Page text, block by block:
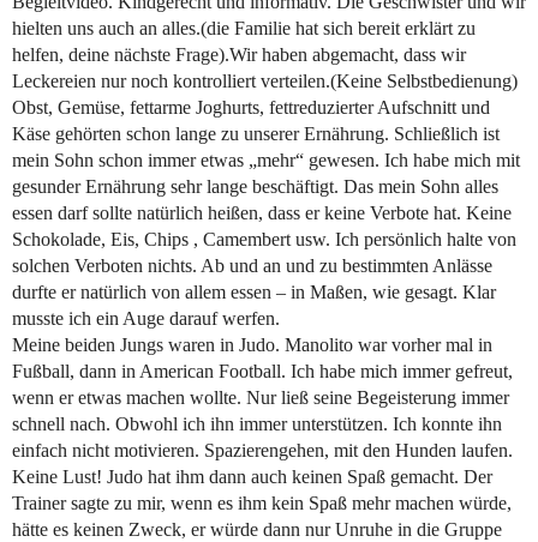
hielten uns auch an alles.(die Familie hat sich bereit erklärt zu
helfen, deine nächste Frage).Wir haben abgemacht, dass wir
Leckereien nur noch kontrolliert verteilen.(Keine Selbstbedienung)
Obst, Gemüse, fettarme Joghurts, fettreduzierter Aufschnitt und
Käse gehörten schon lange zu unserer Ernährung. Schließlich ist
mein Sohn schon immer etwas „mehr“ gewesen. Ich habe mich mit
gesunder Ernährung sehr lange beschäftigt. Das mein Sohn alles
essen darf sollte natürlich heißen, dass er keine Verbote hat. Keine
Schokolade, Eis, Chips , Camembert usw. Ich persönlich halte von
solchen Verboten nichts. Ab und an und zu bestimmten Anlässe
durfte er natürlich von allem essen – in Maßen, wie gesagt. Klar
musste ich ein Auge darauf werfen.
Meine beiden Jungs waren in Judo. Manolito war vorher mal in
Fußball, dann in American Football. Ich habe mich immer gefreut,
wenn er etwas machen wollte. Nur ließ seine Begeisterung immer
schnell nach. Obwohl ich ihn immer unterstützen. Ich konnte ihn
einfach nicht motivieren. Spazierengehen, mit den Hunden laufen.
Keine Lust! Judo hat ihm dann auch keinen Spaß gemacht. Der
Trainer sagte zu mir, wenn es ihm kein Spaß mehr machen würde,
hätte es keinen Zweck, er würde dann nur Unruhe in die Gruppe